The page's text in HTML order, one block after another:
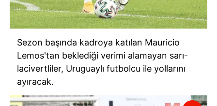
Sezon başında kadroya katılan Mauricio
Lemos'tan beklediği verimi alamayan sarı-
lacivertliler, Uruguaylı futbolcu ile yollarını
ayıracak.